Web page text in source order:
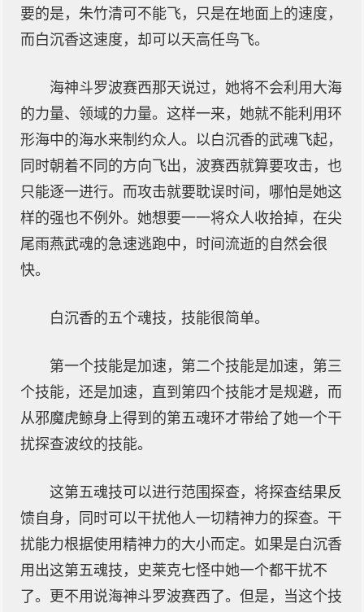
要的是，朱竹清可不能飞，只是在地面上的速度，
而白沉香这速度，却可以天高任鸟飞。
海神斗罗波赛西那天说过，她将不会利用大海
的力量、领域的力量。这样一来，她就不能利用环
形海中的海水来制约众人。以白沉香的武魂飞起，
同时朝着不同的方向飞出，波赛西就算要攻击，也
只能逐一进行。而攻击就要耽误时间，哪怕是她这
样的强也不例外。她想要一一将众人收拾掉，在尖
尾雨燕武魂的急速逃跑中，时间流逝的自然会很
快。
白沉香的五个魂技，技能很简单。
第一个技能是加速，第二个技能是加速，第三
个技能，还是加速，直到第四个技能才是规避，而
从邪魔虎鲸身上得到的第五魂环才带给了她一个干
扰探查波纹的技能。
这第五魂技可以进行范围探查，将探查结果反
馈自身，同时可以干扰他人一切精神力的探查。干
扰能力根据使用精神力的大小而定。如果是白沉香
用出这第五魂技，史莱克七怪中她一个都干扰不
了。更不用说海神斗罗波赛西了。但是，当这个技